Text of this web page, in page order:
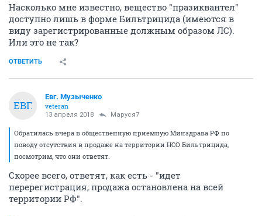
Насколько мне известно, вещество "празиквантел"
доступно лишь в форме Бильтрицида (имеются в
виду зарегистрированные должным образом ЛС).
Или это не так?
ОТВЕТИТЬ
ЕВГ.
Евг. Музыченко
veteran
13 апреля 2018 Маруся7
Обратилась вчера в общественную приемную Минздрава РФ по
поводу отсутствия в продаже на территории НСО Бильтрицида,
посмотрим, что они ответят.
Скорее всего, ответят, как есть - "идет
перерегистрация, продажа остановлена на всей
территории РФ".